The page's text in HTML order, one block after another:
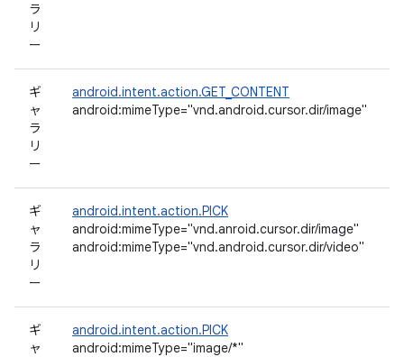
ラ
リ
ー
ギ
ャ
ラ
リ
ー
android.intent.action.GET_CONTENT
android:mimeType="vnd.android.cursor.dir/image"
ギ
ャ
ラ
リ
ー
android.intent.action.PICK
android:mimeType="vnd.anroid.cursor.dir/image"
android:mimeType="vnd.android.cursor.dir/video"
ギ
ャ
android.intent.action.PICK
android:mimeType="image/*"